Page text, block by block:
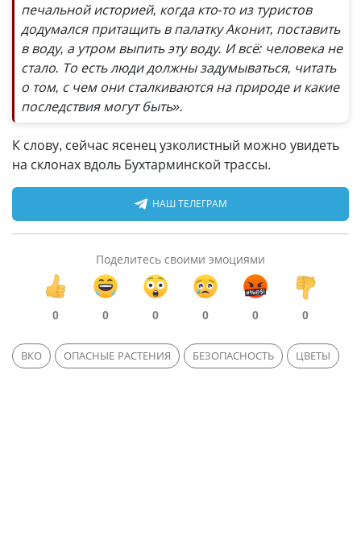
печальной историей, когда кто-то из туристов
додумался притащить в палатку Аконит, поставить
в воду, а утром выпить эту воду. И всё: человека не
стало. То есть люди должны задумываться, читать
о том, с чем они сталкиваются на природе и какие
последствия могут быть».
К слову, сейчас ясенец узколистный можно увидеть
на склонах вдоль Бухтарминской трассы.
НАШ ТЕЛЕГРАМ
Поделитесь своими эмоциями
0 0 0 0 0 0
ВКО ОПАСНЫЕ РАСТЕНИЯ БЕЗОПАСНОСТЬ ЦВЕТЫ